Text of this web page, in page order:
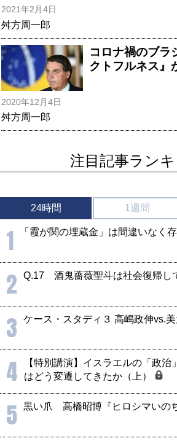
2021年2月4日
舛方周一郎
コロナ禍のブラ
クトフルネス』
2020年12月4日
舛方周一郎
注目記事ラン
24時間 1週間
1 「霞が関の埋蔵金」は間違いなく
2 Q.17 酒鬼薔薇聖斗は社会復帰し
3 ケース・スタディ３ 高嶋政伸vs.美
4
【特別講演】イスラエルの「政治
はどう変遷してきたか（上）
5 黒い爪 高橋昭博『ヒロシマいの